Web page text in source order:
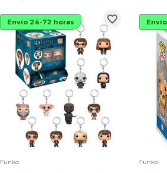
favorite_border
Envío 24-72 horas
Funko Funko